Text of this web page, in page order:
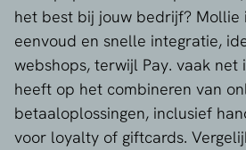
het best bij jouw bedrijf? Mollie
eenvoud en snelle integratie,
webshops, terwijl Pay. vaak net
heeft op het combineren van
betaaloplossingen, inclusief
voor loyalty of giftcards.